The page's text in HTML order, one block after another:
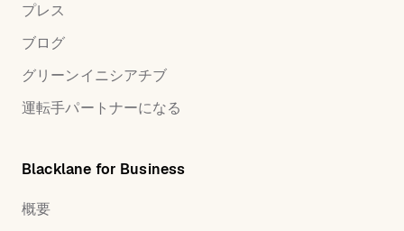
プレス
ブログ
グリーンイニシアチブ
運転手パートナーになる
Blacklane for Business
概要